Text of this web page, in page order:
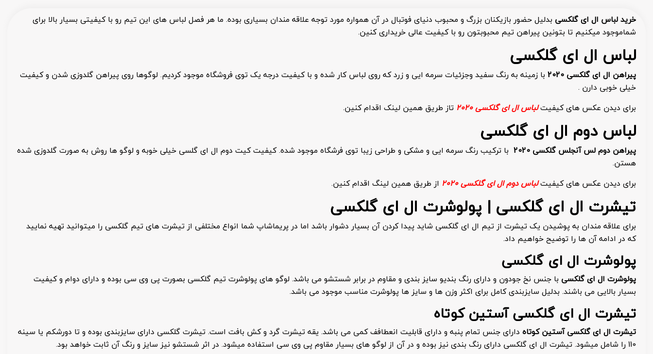
خرید لباس ال ای گلکسی بدلیل حضور بازیکنان بزرگ و محبوب دنیای فوتبال در آن همواره مورد توجه علاقه مندان بسیاری بوده. ما هر فصل لباس های این تیم رو با کیفیتی بسیار بالا برای
شماموجود میکنیم تا بتونین پیراهن تیم محبوبتون رو با کیفیت عالی خریداری کنین.
لباس ال ای گلکسی
پیراهن ال ای گلکسی 2020 با زمینه به رنگ سفید وجزئیات سرمه ایی و زرد که روی لباس کار شده و با کیفیت درجه یک توی فروشگاه موجود کردیم. لوگوها روی پیراهن گلدوزی شدن و کیفیت
خیلی خوبی دارن .
برای دیدن عکس های کیفیتلباس ال ای گلکسی 2020 تاز طریق همین لینک اقدام کنین.
لباس دوم ال ای گلکسی
پیراهن دوم لس آنجلس گلکسی 2020 با ترکیب رنگ سرمه ایی و مشکی و طراحی زیبا توی فرشگاه موجود شده. کیفیت کیت دوم ال ای گلسی خیلی خوبه و لوگو ها روش به صورت گلدوزی شده
هستن.
برای دیدن عکس های کیفیتلباس دوم ال ای گلکسی 2020 از طریق همین لینگ اقدام کنین.
تیشرت ال ای گلکسی | پولوشرت ال ای گلکسی
برای علاقه مندان به پوشیدن یک تیشرت از تیم ال ای گلکسی شاید پیدا کردن آن بسیار دشوار باشد اما در پریماشاپ شما انواع مختلفی از تیشرت های تیم گلکسی را میتوانید تهیه نمایید
که در ادامه آن ها را توضیح خواهیم داد.
پولوشرت ال ای گلکسی
پولوشرت ال ای گلکسی با جنس نخ جودون و دارای رنگ بندیو سایز بندی و مقاوم در برابر شستشو می باشد. لوگو های پولوشرت تیم گلکسی بصورت پی وی سی بوده و دارای دوام و کیفیت
بسیار بالایی می باشند. بدلیل سایزبندی کامل برای اکثر وزن ها و سایز ها پولوشرت مناسب موجود می باشد.
تیشرت ال ای گلکسی آستین کوتاه
تیشرت ال ای گلکسی آستین کوتاه دارای جنس تمام پنبه و دارای قابلیت انعطافف کمی می باشد. یقه تیشرت گرد و کش بافت است. تیشرت گلکسی دارای سایزبندی بوده و تا دورشکم یا سینه
110 را شامل میشود. تیشرت ال ای گلکسی دارای رنگ بندی نیز بوده و در آن از لوگو های بسیار مقاوم پی وی سی استفاده میشود. در اثر شستشو نیز سایز و رنگ آن ثابت خواهد بود.